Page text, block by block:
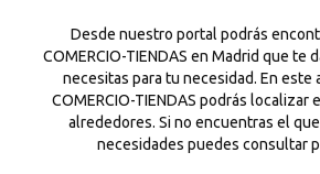
Desde nuestro portal podrás
COMERCIO-TIENDAS en Madrid que te
necesitas para tu necesidad. En este
COMERCIO-TIENDAS podrás localizar
alrededores. Si no encuentras el
necesidades puedes consultar